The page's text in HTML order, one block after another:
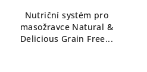
Nutriční systém pro
masožravce Natural &
Delicious Grain Free...